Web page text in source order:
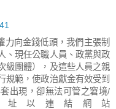
力向金錢低頭，我們主張制
、現任公職人員、政黨與政
級團體），及這些人員之親
規範，使政治獻金有效受到
出現，卻無法可管之窘境/
以連結網站